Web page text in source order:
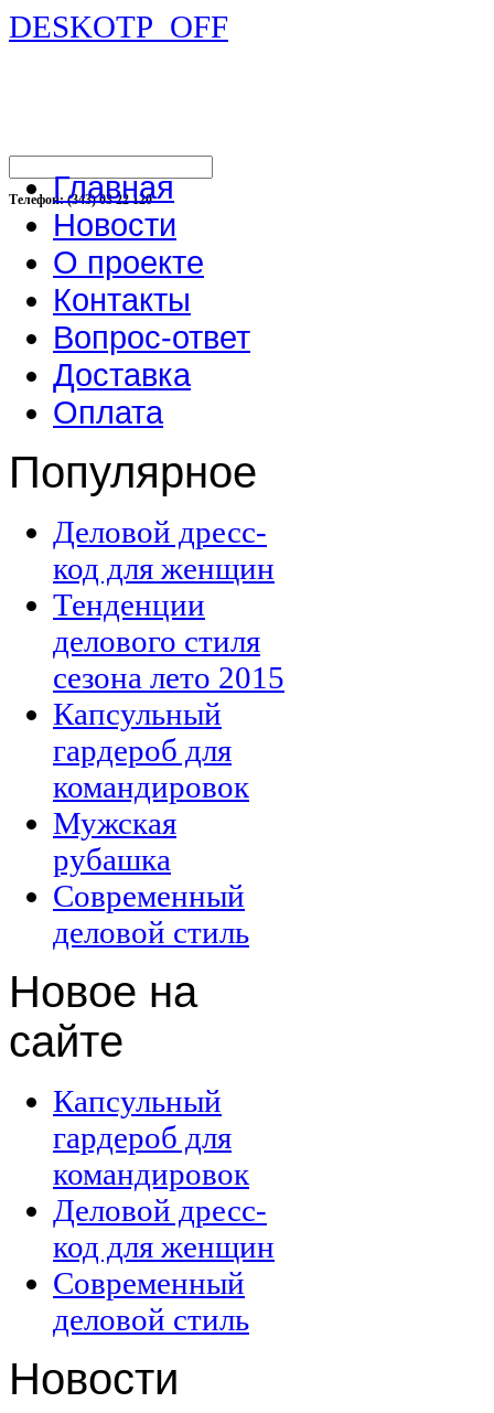
DESKOTP_OFF
Телефон: (343) 03 22 120
Главная
Новости
О проекте
Контакты
Вопрос-ответ
Доставка
Оплата
Популярное
Деловой дресс-
код для женщин
Тенденции
делового стиля
сезона лето 2015
Капсульный
гардероб для
командировок
Мужская
рубашка
Современный
деловой стиль
Новое на
сайте
Капсульный
гардероб для
командировок
Деловой дресс-
код для женщин
Современный
деловой стиль
Новости